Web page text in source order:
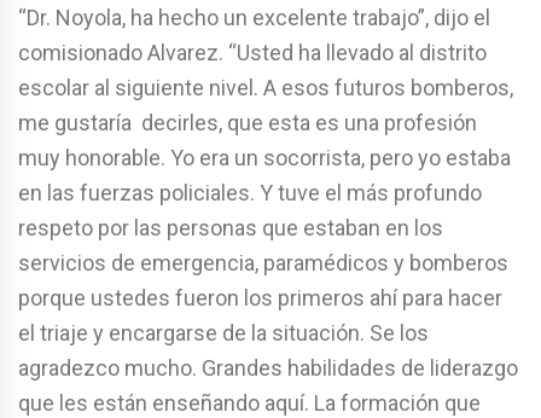
“Dr. Noyola, ha hecho un excelente trabajo”, dijo el
comisionado Alvarez. “Usted ha llevado al distrito
escolar al siguiente nivel. A esos futuros bomberos,
me gustaría decirles, que esta es una profesión
muy honorable. Yo era un socorrista, pero yo estaba
en las fuerzas policiales. Y tuve el más profundo
respeto por las personas que estaban en los
servicios de emergencia, paramédicos y bomberos
porque ustedes fueron los primeros ahí para hacer
el triaje y encargarse de la situación. Se los
agradezco mucho. Grandes habilidades de liderazgo
que les están enseñando aquí. La formación que